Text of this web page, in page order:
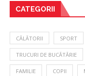
CATEGORII
CĂLĂTORII SPORT
TRUCURI DE BUCĂTĂRIE
FAMILIE COPII